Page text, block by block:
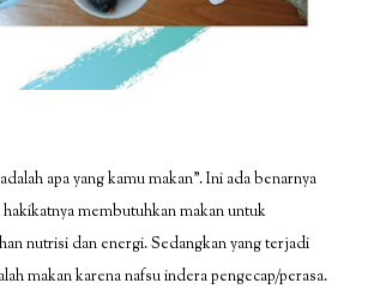
apa yang kamu makan". Ini ada benarnya
membutuhkan makan untuk
nutrisi dan energi. Sedangkan yang terjadi
makan karena nafsu indera pengecap/perasa.